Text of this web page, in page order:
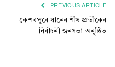
PREVIOUS ARTICLE
কেশবপুরে ধানের শীষ প্রতীকের
নির্বাচনী জনসভা অনুষ্ঠিত